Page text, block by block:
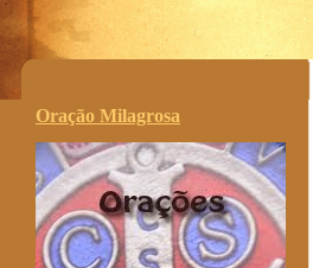
Oração Milagrosa